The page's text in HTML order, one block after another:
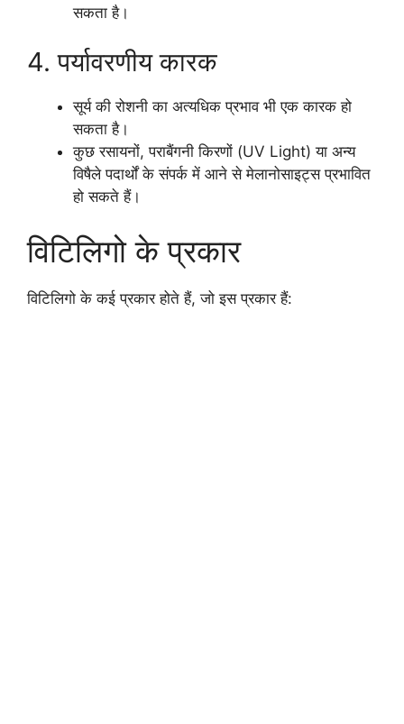
सकता है।
4. पर्यावरणीय कारक
सूर्य की रोशनी का अत्यधिक प्रभाव भी एक कारक हो
सकता है।
कुछ रसायनों, पराबैंगनी किरणों (UV Light) या अन्य
विषैले पदार्थों के संपर्क में आने से मेलानोसाइट्स प्रभावित
हो सकते हैं।
विटिलिगो के प्रकार
विटिलिगो के कई प्रकार होते हैं, जो इस प्रकार हैं: